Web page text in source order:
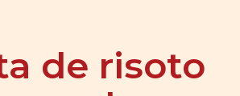
de risoto